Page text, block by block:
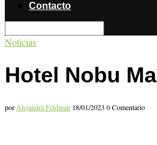
Contacto
Noticias
Hotel Nobu
porAlejandra Feldman 18/01/2023 0 Comentario